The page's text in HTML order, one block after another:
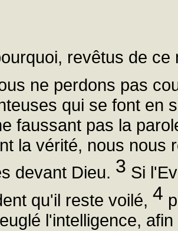
revêtus de
ne perdons pas
qui se font en
faussant pas la
la vérité, nous nous
devant Dieu. 3 Si
qu'il reste voilé, 4
l'intelligence,